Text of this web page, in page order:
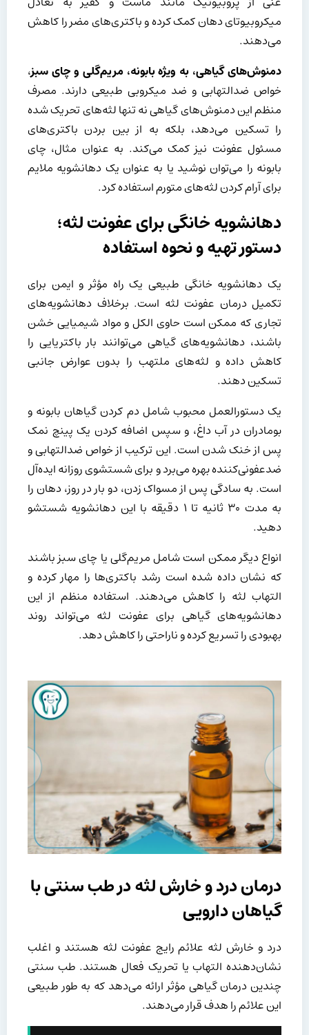
میکروبیوتای دهان کمک کرده و باکتری‌های مضر را کاهش
می‌دهند.
دمنوش‌های گیاهی، به ویژه بابونه، مریم‌گلی و چای سبز،
خواص ضدالتهابی و ضد میکروبی طبیعی دارند. مصرف
منظم این دمنوش‌های گیاهی نه تنها لثه‌های تحریک شده
را تسکین می‌دهد، بلکه به از بین بردن باکتری‌های
مسئول عفونت نیز کمک می‌کند. به عنوان مثال، چای
بابونه را می‌توان نوشید یا به عنوان یک دهانشویه ملایم
برای آرام کردن لثه‌های متورم استفاده کرد.
دهانشویه خانگی برای عفونت لثه؛
دستور تهیه و نحوه استفاده
یک دهانشویه خانگی طبیعی یک راه مؤثر و ایمن برای
تکمیل درمان عفونت لثه است. برخلاف دهانشویه‌های
تجاری که ممکن است حاوی الکل و مواد شیمیایی خشن
باشند، دهانشویه‌های گیاهی می‌توانند بار باکتریایی را
کاهش داده و لثه‌های ملتهب را بدون عوارض جانبی
تسکین دهند.
یک دستورالعمل محبوب شامل دم کردن گیاهان بابونه و
بومادران در آب داغ، و سپس اضافه کردن یک پینچ نمک
پس از خنک شدن است. این ترکیب از خواص ضدالتهابی و
ضدعفونی‌کننده بهره می‌برد و برای شستشوی روزانه ایده‌آل
است. به سادگی پس از مسواک زدن، دو بار در روز، دهان را
به مدت ۳۰ ثانیه تا ۱ دقیقه با این دهانشویه شستشو
دهید.
انواع دیگر ممکن است شامل مریم‌گلی یا چای سبز باشند
که نشان داده شده است رشد باکتری‌ها را مهار کرده و
التهاب لثه را کاهش می‌دهند. استفاده منظم از این
دهانشویه‌های گیاهی برای عفونت لثه می‌تواند روند
بهبودی را تسریع کرده و ناراحتی را کاهش دهد.
درمان درد و خارش لثه در طب سنتی با
گیاهان دارویی
درد و خارش لثه علائم رایج عفونت لثه هستند و اغلب
نشان‌دهنده التهاب یا تحریک فعال هستند. طب سنتی
چندین درمان گیاهی مؤثر ارائه می‌دهد که به طور طبیعی
این علائم را هدف قرار می‌دهند.